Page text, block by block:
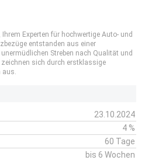
Experten für hochwertige Auto- und
entstanden aus einer
Streben nach Qualität und
zeichnen sich durch erstklassige
aus.
23.10.2024
4 %
60 Tage
bis 6 Wochen